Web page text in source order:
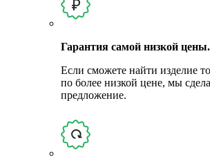
Гарантия самой низкой цены.
Если сможете найти изделие
по более низкой цене, мы
предложение.